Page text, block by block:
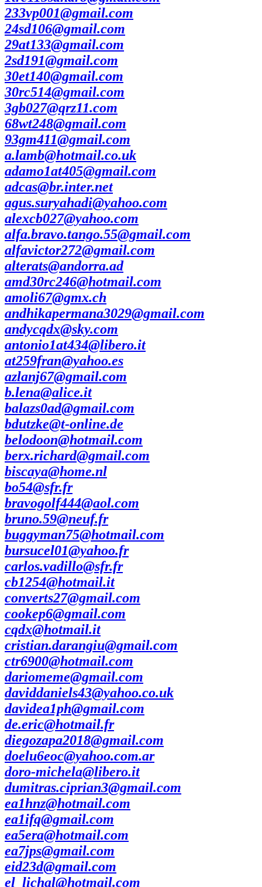
233vp001@gmail.com
24sd106@gmail.com
29at133@gmail.com
2sd191@gmail.com
30et140@gmail.com
30rc514@gmail.com
3gb027@qrz11.com
68wt248@gmail.com
93gm411@gmail.com
a.lamb@hotmail.co.uk
adamo1at405@gmail.com
adcas@br.inter.net
agus.suryahadi@yahoo.com
alexcb027@yahoo.com
alfa.bravo.tango.55@gmail.com
alfavictor272@gmail.com
alterats@andorra.ad
amd30rc246@hotmail.com
amoli67@gmx.ch
andhikapermana3029@gmail.com
andycqdx@sky.com
antonio1at434@libero.it
at259fran@yahoo.es
azlanj67@gmail.com
b.lena@alice.it
balazs0ad@gmail.com
bdutzke@t-online.de
belodoon@hotmail.com
berx.richard@gmail.com
biscaya@home.nl
bo54@sfr.fr
bravogolf444@aol.com
bruno.59@neuf.fr
buggyman75@hotmail.com
bursucel01@yahoo.fr
carlos.vadillo@sfr.fr
cb1254@hotmail.it
converts27@gmail.com
cookep6@gmail.com
cqdx@hotmail.it
cristian.darangiu@gmail.com
ctr6900@hotmail.com
dariomeme@gmail.com
daviddaniels43@yahoo.co.uk
davidea1ph@gmail.com
de.eric@hotmail.fr
diegozapa2018@gmail.com
doelu6eoc@yahoo.com.ar
doro-michela@libero.it
dumitras.ciprian3@gmail.com
ea1hnz@hotmail.com
ea1ifq@gmail.com
ea5era@hotmail.com
ea7jps@gmail.com
eid23d@gmail.com
el_lichal@hotmail.com